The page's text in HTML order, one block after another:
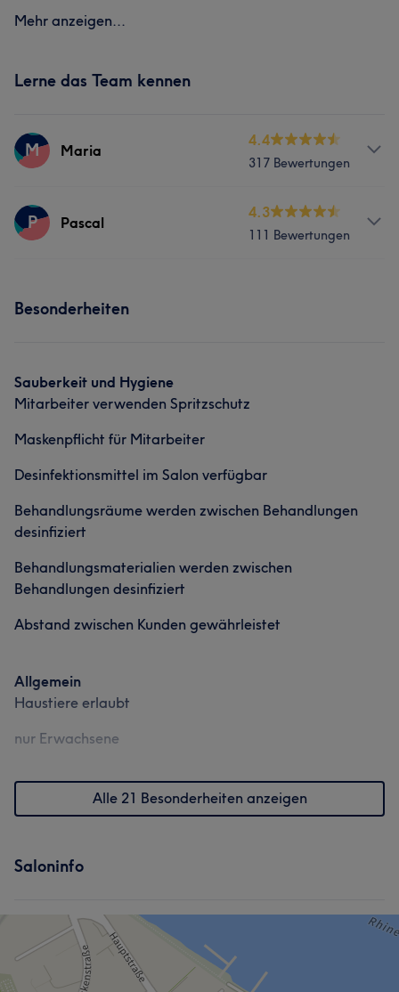
Mehr anzeigen...
Lerne das Team kennen
M Maria
4.4
317 Bewertungen
Services
Was unsere Kunden über Maria sagen
Kompetent 11
P Pascal
4.3
111 Bewertungen
Besonderheiten
Sauberkeit und Hygiene
Mitarbeiter verwenden Spritzschutz
Maskenpflicht für Mitarbeiter
Desinfektionsmittel im Salon verfügbar
Behandlungsräume werden zwischen Behandlungen
desinfiziert
Behandlungsmaterialien werden zwischen
Behandlungen desinfiziert
Abstand zwischen Kunden gewährleistet
Allgemein
Haustiere erlaubt
nur Erwachsene
Alle 21 Besonderheiten anzeigen
Saloninfo